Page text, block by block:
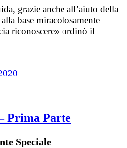
grazie anche all’aiuto della
base miracolosamente
riconoscere» ordinò il
Prima Parte
Speciale